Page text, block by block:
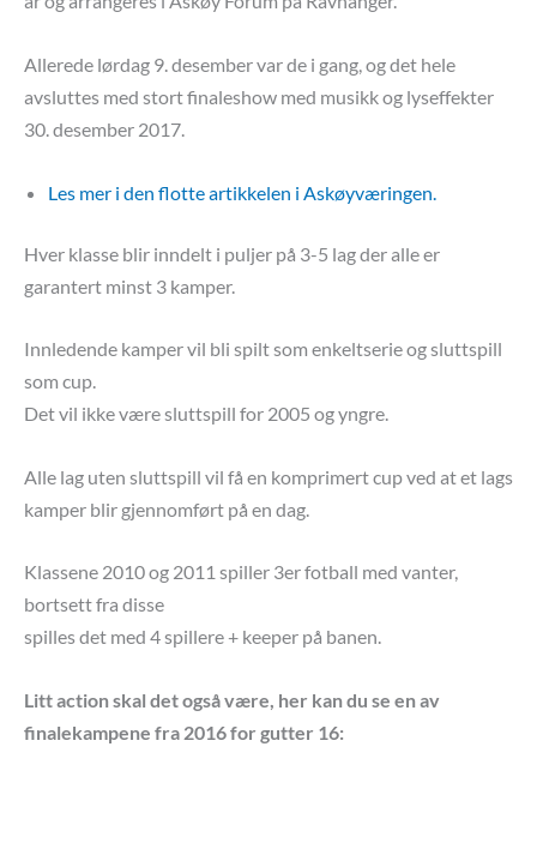
Allerede lørdag 9. desember var de i gang, og det hele
avsluttes med stort finaleshow med musikk og lyseffekter
30. desember 2017.
Les mer i den flotte artikkelen i Askøyværingen.
Hver klasse blir inndelt i puljer på 3-5 lag der alle er
garantert minst 3 kamper.
Innledende kamper vil bli spilt som enkeltserie og sluttspill
som cup.
Det vil ikke være sluttspill for 2005 og yngre.
Alle lag uten sluttspill vil få en komprimert cup ved at et lags
kamper blir gjennomført på en dag.
Klassene 2010 og 2011 spiller 3er fotball med vanter,
bortsett fra disse
spilles det med 4 spillere + keeper på banen.
Litt action skal det også være, her kan du se en av
finalekampene fra 2016 for gutter 16: